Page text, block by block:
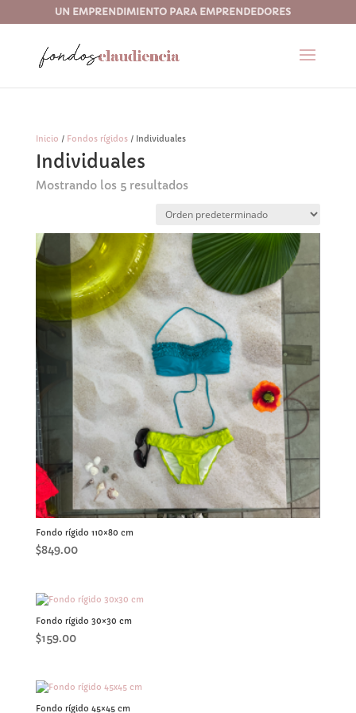
UN EMPRENDIMIENTO PARA EMPRENDEDORES
Inicio / Fondos rígidos/ Individuales
Individuales
Mostrando los 5 resultados
Fondo rígido 110×80 cm
$849.00
Fondo rígido 30×30 cm
$159.00
Fondo rígido 45×45 cm